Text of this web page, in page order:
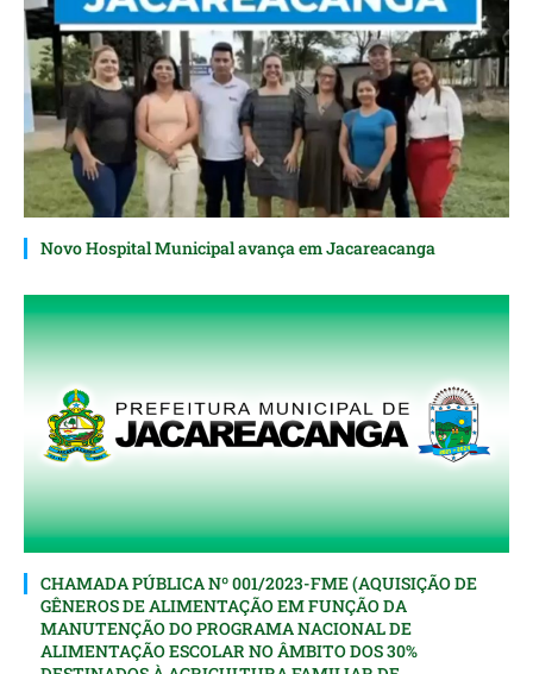
Novo Hospital Municipal avança em Jacareacanga
CHAMADA PÚBLICA Nº 001/2023-FME (AQUISIÇÃO DE
GÊNEROS DE ALIMENTAÇÃO EM FUNÇÃO DA
MANUTENÇÃO DO PROGRAMA NACIONAL DE
ALIMENTAÇÃO ESCOLAR NO ÂMBITO DOS 30%